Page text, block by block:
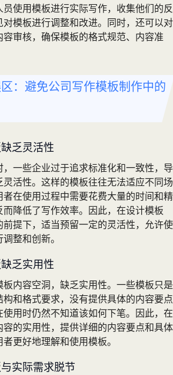
使用模板进行实际写作，收集他们的反
模板进行调整和改进。同时，还可以对
审核，确保模板的格式规范、内容准
：避免公司写作模板制作中的
乏灵活性
一些企业过于追求标准化和一致性，导
活性。这样的模板往往无法适应不同场
者在使用过程中需要花费大量的时间和精
降低了写作效率。因此，在设计模板
前提下，适当预留一定的灵活性，允许使
整和创新。
乏实用性
内容空洞，缺乏实用性。一些模板只是
和格式要求，没有提供具体的内容要点
用时仍然不知道该如何下笔。因此，在
的实用性，提供详细的内容要点和具体
更好地理解和使用模板。
实际需求脱节